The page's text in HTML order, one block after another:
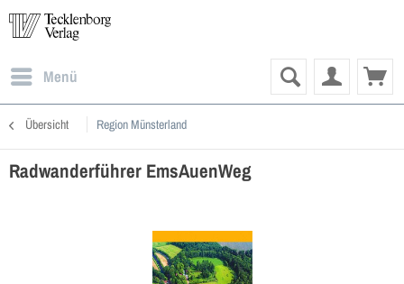
Menü
Übersicht Region Münsterland
Radwanderführer EmsAuenWeg